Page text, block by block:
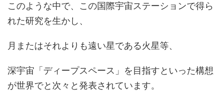
このような中で、この国際宇宙ステーションで得ら
れた研究を生かし、
月またはそれよりも遠い星である火星等、
深宇宙「ディープスペース」を目指すといった構想
が世界でと次々と発表されています。